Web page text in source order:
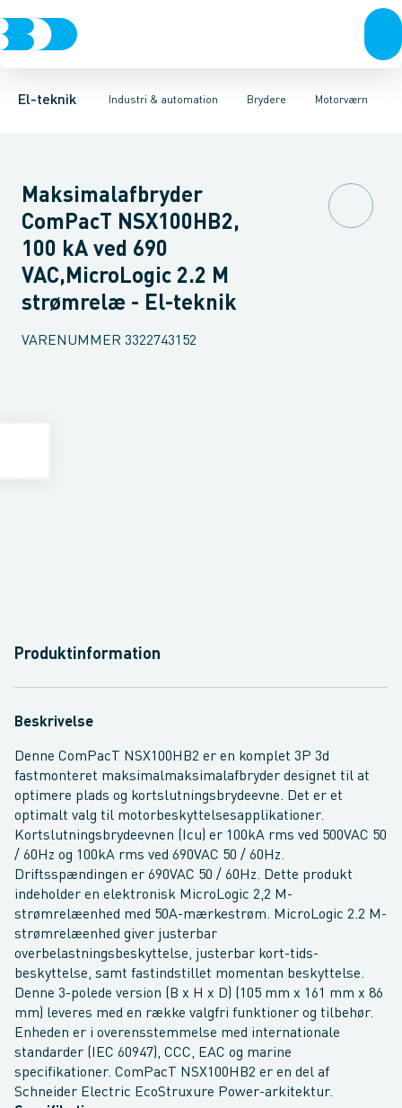
El-teknik Industri & automation
Afbrydere, stikkontakter & lampeudtagForgreningsmateriel
Brydere
Industristiksystemer Frekvensomformere og softstartere
Motorværn
Motorbetjening for effektafbryder Ombygningssæt til
Maksimalafbryder
ComPacT NSX100HB2,
100 kA ved 690
VAC,MicroLogic 2.2 M
strømrelæ - El-teknik
VARENUMMER 3322743152
Produktinformation
Beskrivelse
Denne ComPacT NSX100HB2 er en komplet 3P 3d
fastmonteret maksimalmaksimalafbryder designet til at
optimere plads og kortslutningsbrydeevne. Det er et
optimalt valg til motorbeskyttelsesapplikationer.
Kortslutningsbrydeevnen (Icu) er 100kA rms ved 500VAC 50
/ 60Hz og 100kA rms ved 690VAC 50 / 60Hz.
Driftsspændingen er 690VAC 50 / 60Hz. Dette produkt
indeholder en elektronisk MicroLogic 2,2 M-
strømrelæenhed med 50A-mærkestrøm. MicroLogic 2.2 M-
strømrelæenhed giver justerbar
overbelastningsbeskyttelse, justerbar kort-tids-
beskyttelse, samt fastindstillet momentan beskyttelse.
Denne 3-polede version (B x H x D) (105 mm x 161 mm x 86
mm) leveres med en række valgfri funktioner og tilbehør.
Enheden er i overensstemmelse med internationale
standarder (IEC 60947), CCC, EAC og marine
specifikationer. ComPacT NSX100HB2 er en del af
Schneider Electric EcoStruxure Power-arkitektur.